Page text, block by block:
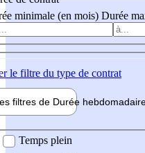
minimale (en mois) Durée
le filtre du type de contrat
filtres de Durée hebdo
Temps plein